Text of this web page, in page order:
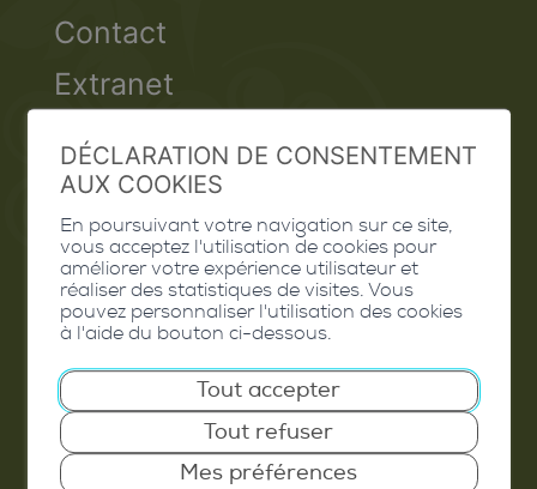
Contact
Extranet
Valais Excellence
Commune de Conthey
Route de Savoie 54
1975 St-Séverin
T. 027 345 45 45
info@conthey.ch
DÉCLARATION DE CONSENTEMENT
AUX COOKIES
En poursuivant votre navigation sur ce site,
vous acceptez l'utilisation de cookies pour
améliorer votre expérience utilisateur et
réaliser des statistiques de visites. Vous
pouvez personnaliser l'utilisation des cookies
à l'aide du bouton ci-dessous.
Tout accepter
Tout refuser
Mes préférences